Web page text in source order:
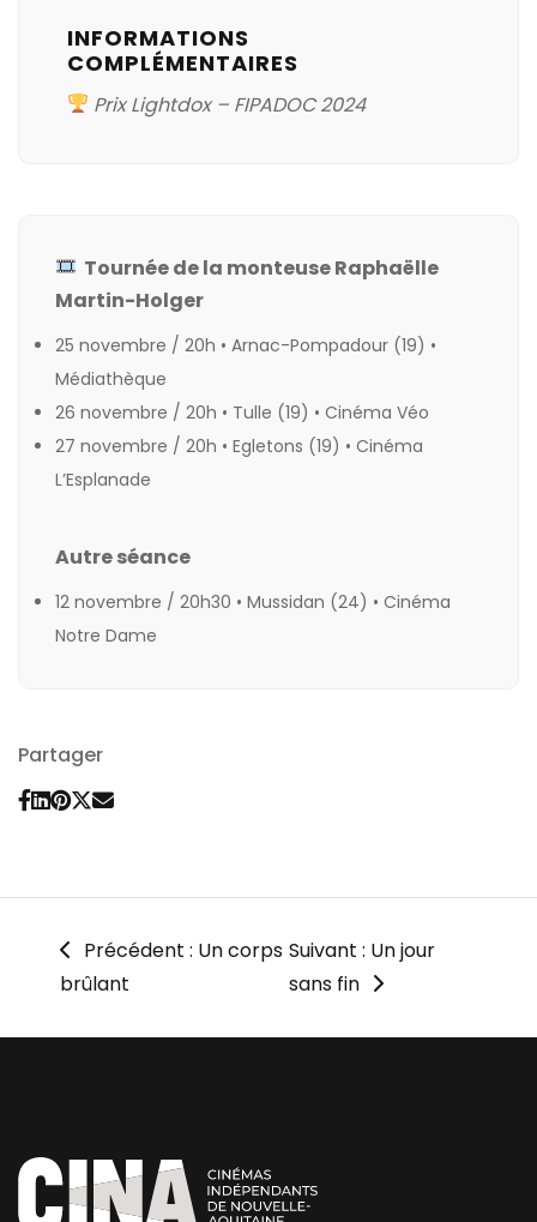
INFORMATIONS
COMPLÉMENTAIRES
Prix Lightdox – FIPADOC2024
Tournée de la monteuse Raphaëlle
Martin-Holger
25 novembre / 20h • Arnac-Pompadour (19) •
Médiathèque
26 novembre / 20h • Tulle (19) • Cinéma Véo
27 novembre / 20h • Egletons (19) • Cinéma
L’Esplanade
Autre séance
12 novembre / 20h30 • Mussidan (24) • Cinéma
Notre Dame
Partager
Précédent : Un corps
brûlant
Suivant : Un jour
sans fin